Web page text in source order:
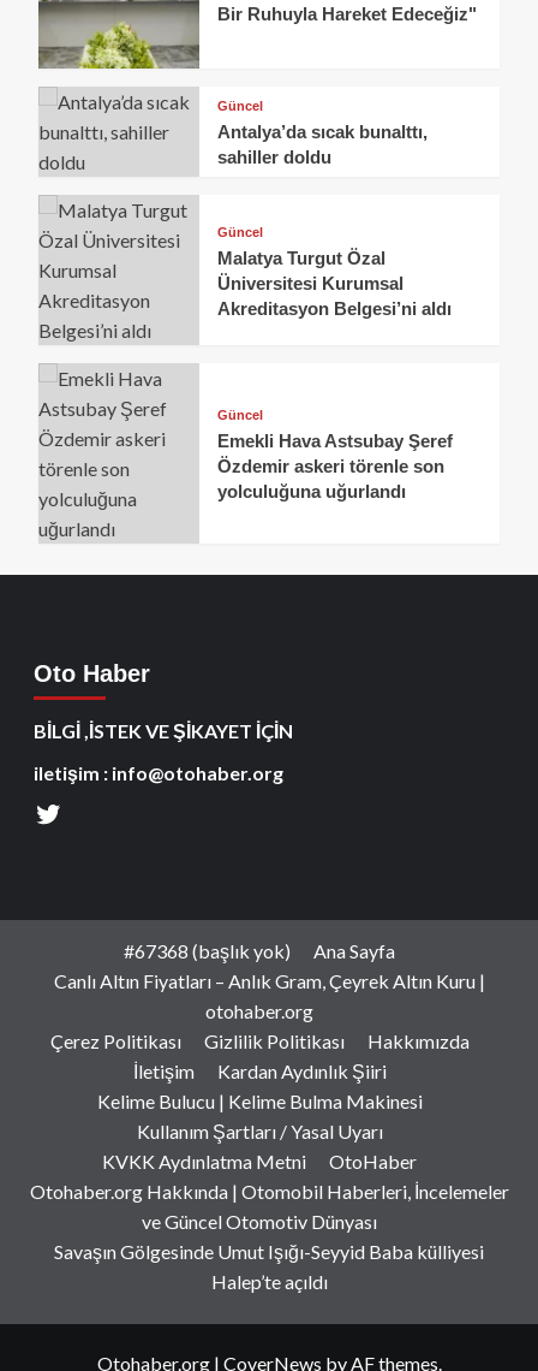
Bir Ruhuyla Hareket Edeceğiz"
Güncel
Antalya’da sıcak bunalttı,
sahiller doldu
Güncel
Malatya Turgut Özal
Üniversitesi Kurumsal
Akreditasyon Belgesi’ni aldı
Güncel
Emekli Hava Astsubay Şeref
Özdemir askeri törenle son
yolculuğuna uğurlandı
Oto Haber
BİLGİ ,İSTEK VE ŞİKAYET İÇİN
iletişim : info@otohaber.org
#67368 (başlık yok)
Ana Sayfa
Canlı Altın Fiyatları – Anlık Gram, Çeyrek Altın Kuru |
otohaber.org
Çerez Politikası
Gizlilik Politikası
Hakkımızda
İletişim
Kardan Aydınlık Şiiri
Kelime Bulucu | Kelime Bulma Makinesi
Kullanım Şartları / Yasal Uyarı
KVKK Aydınlatma Metni
OtoHaber
Otohaber.org Hakkında | Otomobil Haberleri, İncelemeler
ve Güncel Otomotiv Dünyası
Savaşın Gölgesinde Umut Işığı-Seyyid Baba külliyesi
Halep’te açıldı
Otohaber.org | CoverNews by AF themes.